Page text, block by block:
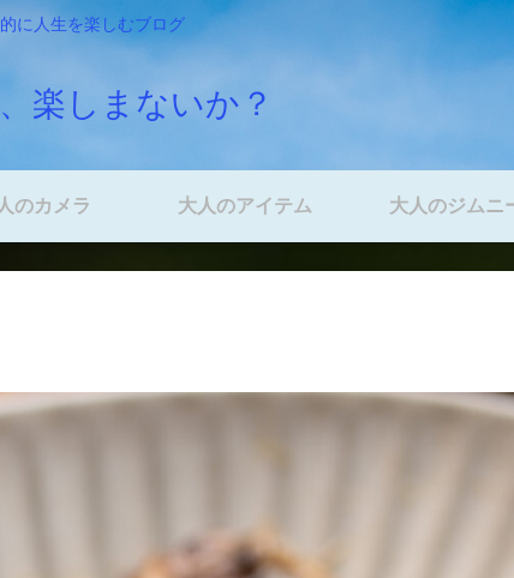
に人生を楽しむブログ
楽しまないか？
のカメラ 大人のアイテム 大人のジムニ